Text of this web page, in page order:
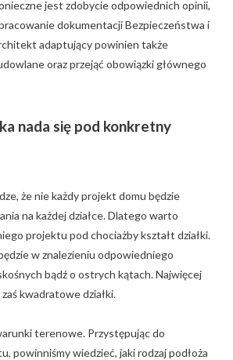
jest zdobycie odpowiednich opinii,
dokumentacji Bezpieczeństwa i
adaptujący powinien także
oraz przejąć obowiązki głównego
nada się pod konkretny
że nie każdy projekt domu będzie
na każdej działce. Dlatego warto
projektu pod chociażby kształt działki.
w znalezieniu odpowiedniego
bądź o ostrych kątach. Najwięcej
kwadratowe działki.
terenowe. Przystępując do
powinniśmy wiedzieć, jaki rodzaj podłoża